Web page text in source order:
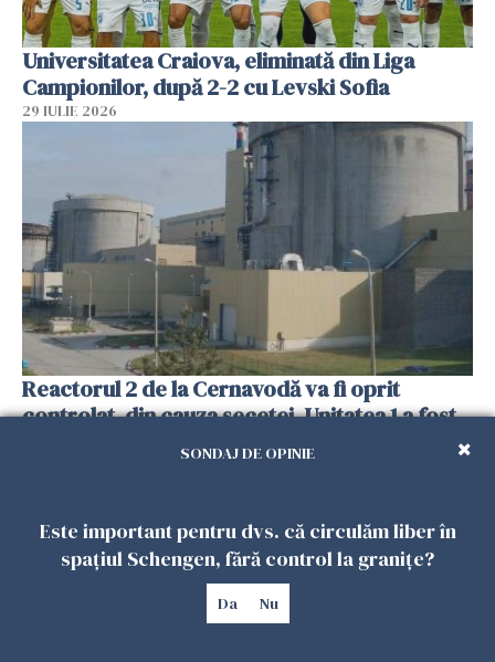
Universitatea Craiova, eliminată din Liga
Campionilor, după 2-2 cu Levski Sofia
29 IULIE 2026
Reactorul 2 de la Cernavodă va fi oprit
controlat, din cauza secetei. Unitatea 1 a fost
SONDAJ DE OPINIE
Este important pentru dvs. că circulăm liber în
spațiul Schengen, fără control la granițe?
Da Nu